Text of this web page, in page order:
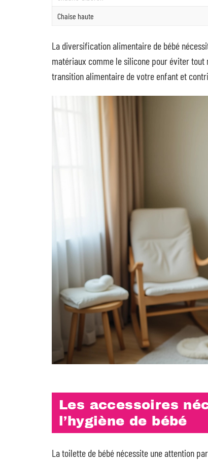
Chaise haute
La diversification alimentaire de bébé
matériaux comme le silicone pour éviter
transition alimentaire de votre enfant et
Les accessoires
l’hygiène de bébé
La toilette de bébé nécessite une attention